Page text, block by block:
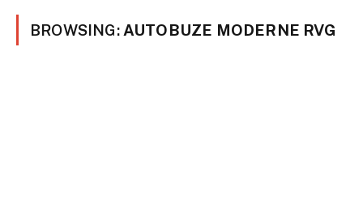
BROWSING: AUTOBUZE MODERNE RVG